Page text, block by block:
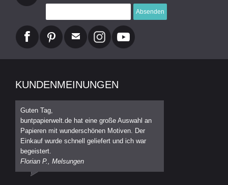
Absenden
KUNDENMEINUNGEN
Guten Tag,
buntpapierwelt.de hat eine große Auswahl an
Papieren mit wunderschönen Motiven. Der
Einkauf wurde schnell geliefert und ich war
begeistert.
Florian P., Melsungen